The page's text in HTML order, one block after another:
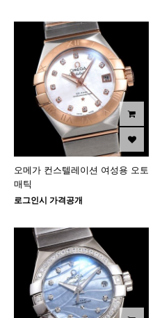
오메가 컨스텔레이션 여성용 오토
매틱
로그인시 가격공개